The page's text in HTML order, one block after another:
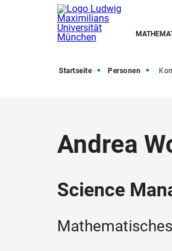
Startseite Personen
Andrea
Science